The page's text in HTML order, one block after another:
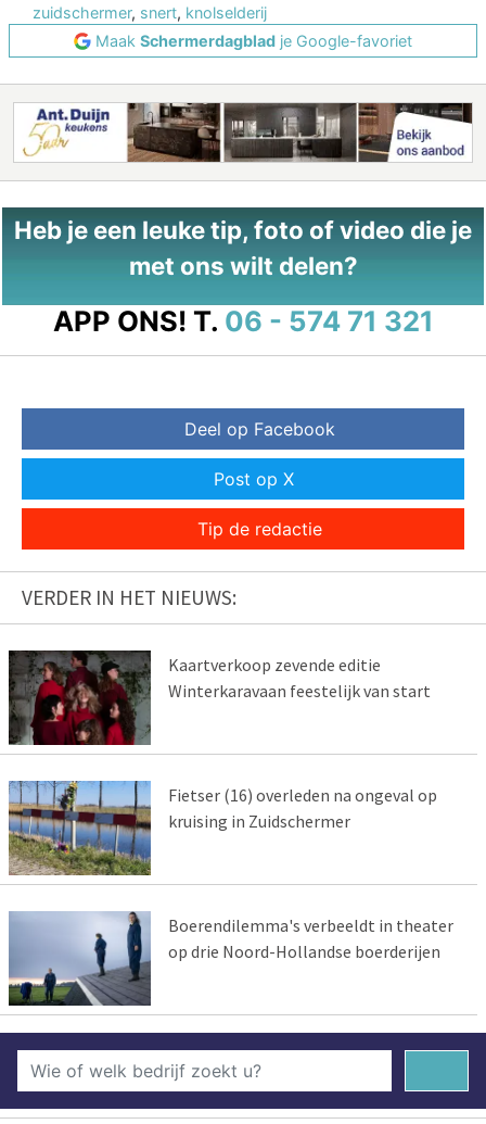
zuidschermer, snert, knolselderij
Maak Schermerdagblad je Google-favoriet
Heb je een leuke tip, foto of video die je
met ons wilt delen?
APP ONS! T. 06 - 574 71 321
Deel op Facebook
Post op X
Tip de redactie
VERDER IN HET NIEUWS:
Kaartverkoop zevende editie
Winterkaravaan feestelijk van start
Fietser (16) overleden na ongeval op
kruising in Zuidschermer
Boerendilemma's verbeeldt in theater
op drie Noord-Hollandse boerderijen